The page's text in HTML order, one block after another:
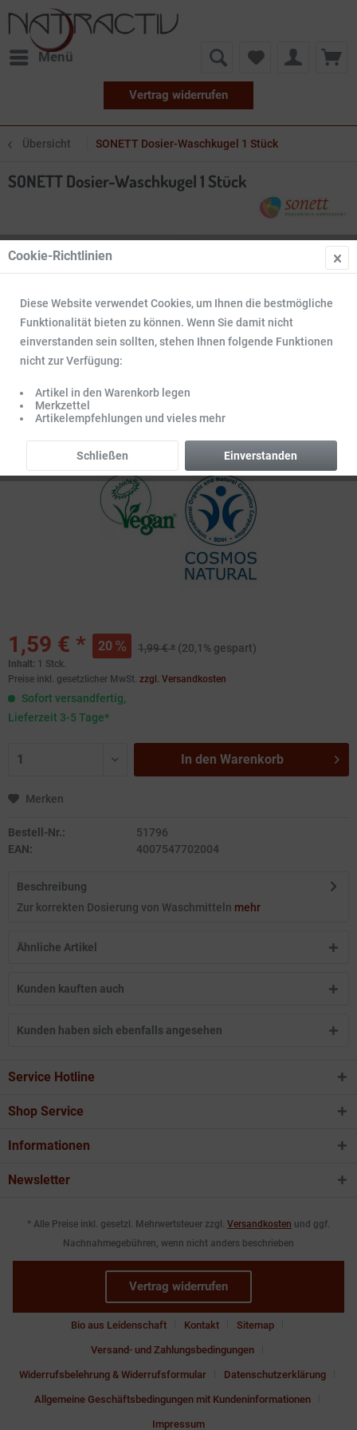
Menü
Vertrag widerrufen
Übersicht SONETT Dosier-Waschkugel 1 Stück
SONETT Dosier-Waschkugel 1 Stück
1,59 € * 20 1,99 € * (20,1% gespart)
Inhalt: 1 Stck.
Preise inkl. gesetzlicher MwSt. zzgl. Versandkosten
Sofort versandfertig,
Lieferzeit 3-5 Tage*
In den Warenkorb
Merken
Bestell-Nr.:
51796
EAN:
4007547702004
Beschreibung
Zur korrekten Dosierung von Waschmitteln mehr
Ähnliche Artikel
Kunden kauften auch
Kunden haben sich ebenfalls angesehen
Service Hotline
Shop Service
Informationen
Newsletter
* Alle Preise inkl. gesetzl. Mehrwertsteuer zzgl. Versandkosten und ggf.
Nachnahmegebühren, wenn nicht anders beschrieben
Vertrag widerrufen
Bio aus Leidenschaft Kontakt Sitemap
Versand- und Zahlungsbedingungen
Widerrufsbelehrung & Widerrufsformular Datenschutzerklärung
Allgemeine Geschäftsbedingungen mit Kundeninformationen
Impressum
Cookie-Richtlinien
Diese Website verwendet Cookies, um Ihnen die bestmögliche
Funktionalität bieten zu können. Wenn Sie damit nicht
einverstanden sein sollten, stehen Ihnen folgende Funktionen
nicht zur Verfügung:
Artikel in den Warenkorb legen
Merkzettel
Artikelempfehlungen und vieles mehr
Einverstanden
Schließen